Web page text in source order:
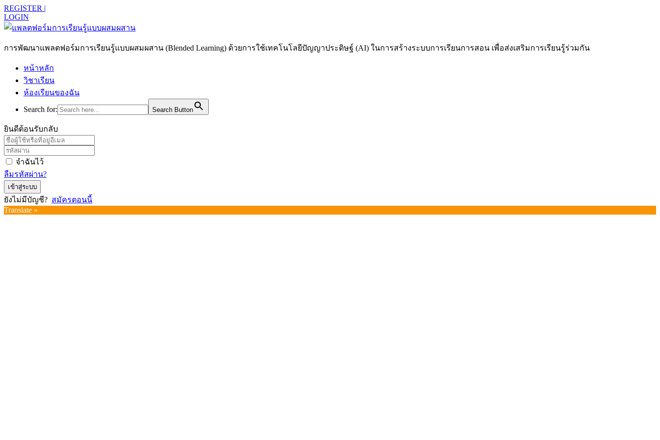
REGISTER |
LOGIN
การพัฒนาแพลตฟอร์มการเรียนรู้แบบผสมผสาน (Blended Learning) ด้วยการใช้เทคโนโลยีปัญญาประดิษฐ์ (AI) ในการสร้างระบบการเรียนการสอน เพื่อส่งเสริมการเรียนรู้ร่วมกัน
หน้าหลัก
วิชาเรียน
ห้องเรียนของฉัน
Search for:
Search Button
ยินดีต้อนรับกลับ
จำฉันไว้
ลืมรหัสผ่าน?
เข้าสู่ระบบ
ยังไม่มีบัญชี? สมัครตอนนี้
Translate »